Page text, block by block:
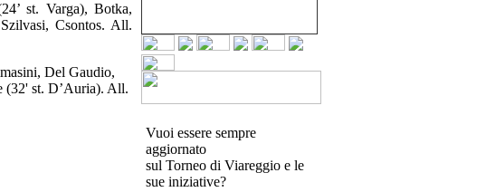
st. Varga), Botka,
Csontos. All.
Del Gaudio,
(32' st. D’Auria). All.
Vuoi essere sempre
aggiornato
sul Torneo di Viareggio e le
sue iniziative?